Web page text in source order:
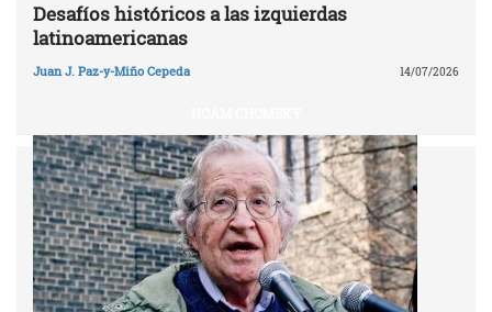
Desafíos históricos a las izquierdas
latinoamericanas
Juan J. Paz-y-Miño Cepeda 14/07/2026